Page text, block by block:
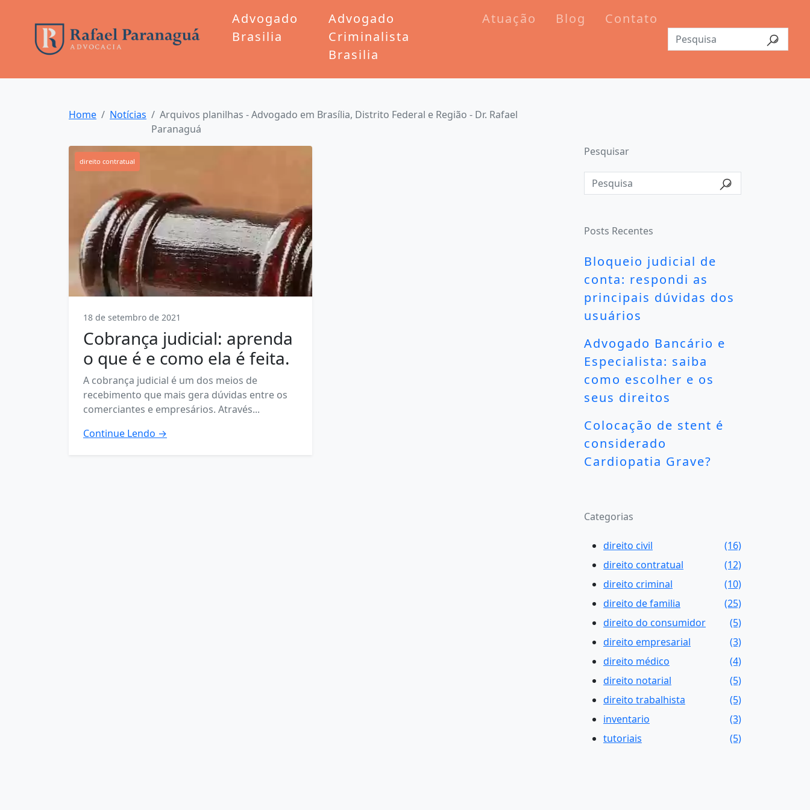
Advogado
Brasilia
Advogado
Criminalista
Brasilia
Atuação Blog Contato
Home Notícias
Arquivos planilhas - Advogado em Brasília, Distrito Federal e Região - Dr. Rafael
Paranaguá
direito contratual
18 de setembro de 2021
Cobrança judicial: aprenda
o que é e como ela é feita.
A cobrança judicial é um dos meios de
recebimento que mais gera dúvidas entre os
comerciantes e empresários. Através...
Continue Lendo →
Pesquisar
Posts Recentes
Bloqueio judicial de
conta: respondi as
principais dúvidas dos
usuários
Advogado Bancário e
Especialista: saiba
como escolher e os
seus direitos
Colocação de stent é
considerado
Cardiopatia Grave?
Categorias
direito civil
(16)
direito contratual
(12)
direito criminal
(10)
direito de familia
(25)
direito do consumidor
(5)
direito empresarial
(3)
direito médico
(4)
direito notarial
(5)
direito trabalhista
(5)
inventario
(3)
tutoriais
(5)